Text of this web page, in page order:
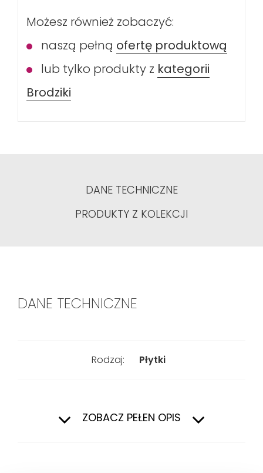
Możesz również zobaczyć:
naszą pełną ofertę produktową
lub tylko produkty z kategorii
Brodziki
DANE TECHNICZNE
PRODUKTY Z KOLEKCJI
DANE TECHNICZNE
Rodzaj: Płytki
ZOBACZ PEŁEN OPIS